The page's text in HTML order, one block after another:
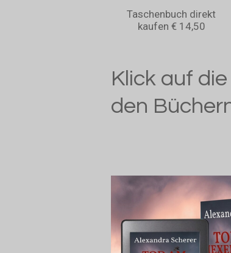
Taschenbuch direkt
kaufen € 14,50
Klick auf
den